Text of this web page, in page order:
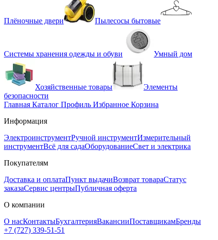
Плёночные двери Пылесосы бытовые
Системы хранения одежды и обуви Умный дом
Хозяйственные товары
Элементы
безопасности
Главная Каталог Профиль Избранное Корзина
Информация
ЭлектроинструментРучной инструментИзмерительный
инструментВсё для садаОборудованиеСвет и электрика
Покупателям
Доставка и оплатаПункт выдачиВозврат товараСтатус
заказаСервис центрыПубличная оферта
О компании
О насКонтактыБухгалтерияВакансииПоставщикамБренды
+7 (727) 339-51-51